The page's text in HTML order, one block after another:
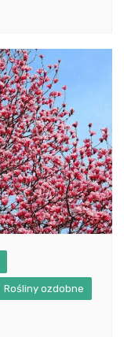
Rośliny ozdobne